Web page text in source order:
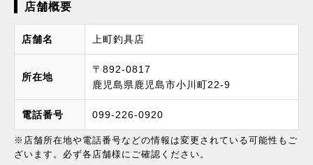
店舗概要
店舗名 上町釣具店
所在地
〒892-0817
鹿児島県鹿児島市小川町22-9
電話番号 099-226-0920
※店舗所在地や電話番号などの情報は変更されている可能性もご
ざいます。必ず各店舗様にご確認ください。